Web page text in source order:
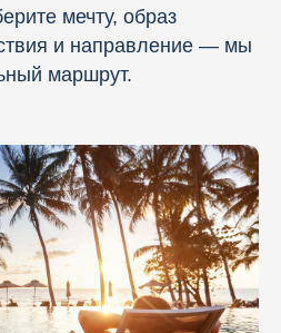
мечту, образ
и направление — мы
маршрут.